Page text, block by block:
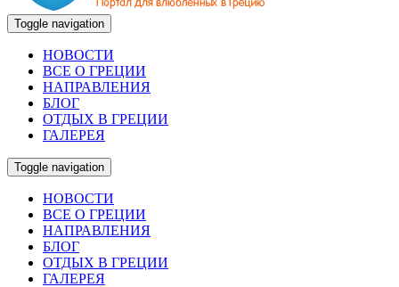
Toggle navigation
НОВОСТИ
ВСЕ О ГРЕЦИИ
НАПРАВЛЕНИЯ
БЛОГ
ОТДЫХ В ГРЕЦИИ
ГАЛЕРЕЯ
Toggle navigation
НОВОСТИ
ВСЕ О ГРЕЦИИ
НАПРАВЛЕНИЯ
БЛОГ
ОТДЫХ В ГРЕЦИИ
ГАЛЕРЕЯ